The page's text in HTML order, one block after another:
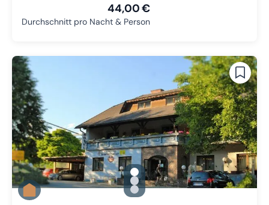
44,00 €
Durchschnitt pro Nacht & Person
gallery.slide_selector
Zu Slide 1 wechseln
Zu Slide 2 wechseln
Zu Slide 3 wechseln